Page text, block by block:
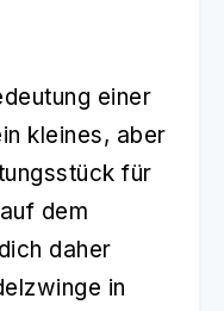
einer
kleines, aber
für
dem
daher
in